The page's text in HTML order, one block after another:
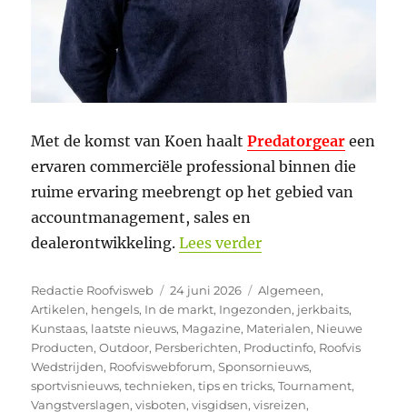
Met de komst van Koen haaltPredatorgear een
ervaren commerciële professional binnen die
ruime ervaring meebrengt op het gebied van
accountmanagement, sales en
dealerontwikkeling.Lees verder“Koen van Goor
Auteur
Redactie Roofvisweb
Geplaatst
op
24 juni 2026 Categorieën
Algemeen,
Artikelen, hengels, In de markt, Ingezonden, jerkbaits,
Kunstaas, laatste nieuws, Magazine, Materialen, Nieuwe
Producten,Outdoor, Persberichten, Productinfo, Roofvis
Wedstrijden, Roofviswebforum,Sponsornieuws,
sportvisnieuws,technieken,tips en tricks,Tournament,
Vangstverslagen,visboten,visgidsen,visreizen,